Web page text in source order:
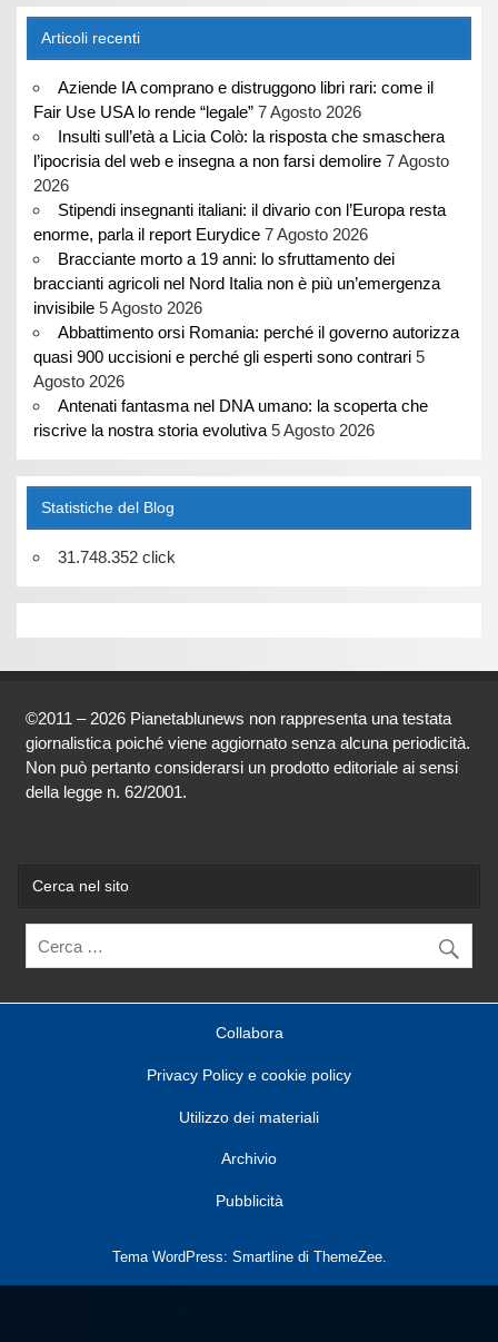
Articoli recenti
Aziende IA comprano e distruggono libri rari: come il
Fair Use USA lo rende “legale” 7 Agosto 2026
Insulti sull’età a Licia Colò: la risposta che smaschera
l’ipocrisia del web e insegna a non farsi demolire 7 Agosto
2026
Stipendi insegnanti italiani: il divario con l’Europa resta
enorme, parla il report Eurydice 7 Agosto 2026
Bracciante morto a 19 anni: lo sfruttamento dei
braccianti agricoli nel Nord Italia non è più un’emergenza
invisibile 5 Agosto 2026
Abbattimento orsi Romania: perché il governo autorizza
quasi 900 uccisioni e perché gli esperti sono contrari 5
Agosto 2026
Antenati fantasma nel DNA umano: la scoperta che
riscrive la nostra storia evolutiva 5 Agosto 2026
Statistiche del Blog
31.748.352 click
©2011 – 2026 Pianetablunews non rappresenta una testata
giornalistica poiché viene aggiornato senza alcuna periodicità.
Non può pertanto considerarsi un prodotto editoriale ai sensi
della legge n. 62/2001.
Cerca nel sito
Collabora
Privacy Policy e cookie policy
Utilizzo dei materiali
Archivio
Pubblicità
Tema WordPress: Smartline di ThemeZee.